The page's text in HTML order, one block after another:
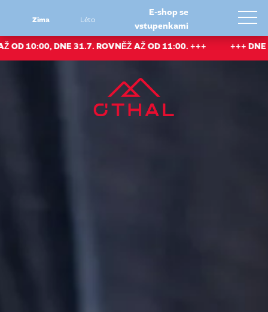
Zima Léto
E-shop se
vstupenkami
DNE 31.7. ROVNĚŽ AŽ OD 11:00. +++ +++ DNE 30.7.